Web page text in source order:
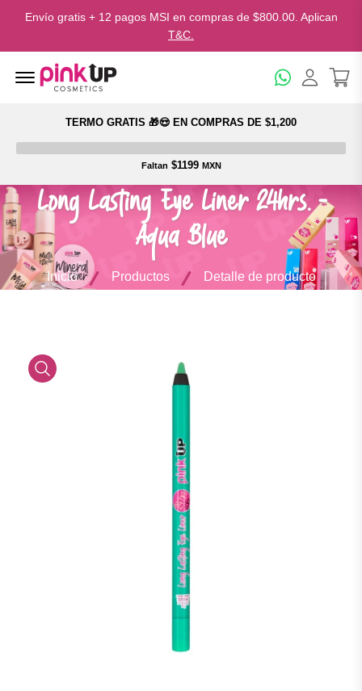
Envío gratis + 12 pagos MSI en compras de $800.00. Aplican
T&C.
Menu Open
TERMO GRATIS 🎁😍 EN COMPRAS DE $1,200
Faltan $1199 MXN
Long Lasting Eye Liner 24hrs. -
Aqua Blue
Inicio Productos Detalle de producto